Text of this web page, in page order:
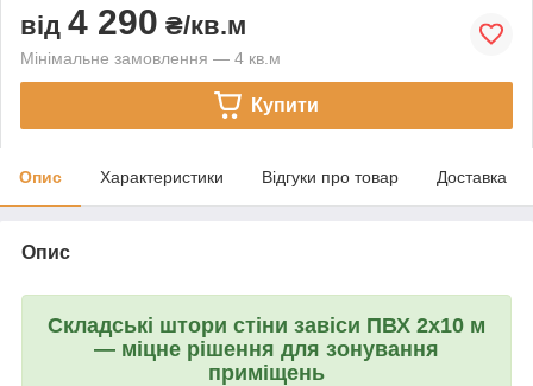
від 4 290 ₴/кв.м
Мінімальне замовлення — 4 кв.м
Купити
Опис Характеристики Відгуки про товар Доставка
Опис
Складські штори стіни завіси ПВХ 2х10 м
— міцне рішення для зонування
приміщень